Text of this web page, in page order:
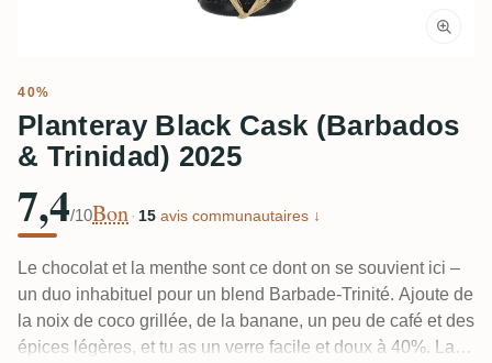
40%
Planteray Black Cask (Barbados
& Trinidad) 2025
7,4/10Bon · 15 avis communautaires ↓
Le chocolat et la menthe sont ce dont on se souvient ici –
un duo inhabituel pour un blend Barbade-Trinité. Ajoute de
la noix de coco grillée, de la banane, un peu de café et des
épices légères, et tu as un verre facile et doux à 40%. La